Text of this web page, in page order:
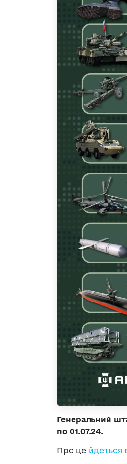
Генеральний
по 01.07.24.
Про це йдеться